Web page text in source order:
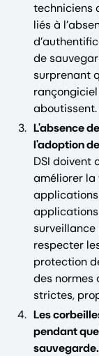
techniciens
liés à
de
surprenant
aboutissent.
L'absence
l'adoption
DSI doivent
améliorer la
applications
applications
respecter
protection
des normes
strictes,
Les
pendant
sauvegarde.